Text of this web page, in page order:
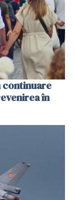
continuare
în